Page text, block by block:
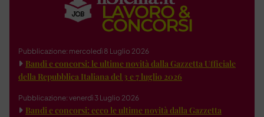
Pubblicazione: mercoledì 8 Luglio 2026
Bandi e concorsi: le ultime novità dalla Gazzetta Ufficiale
della Repubblica Italiana del 3 e 7 luglio 2026
Pubblicazione: venerdì 3 Luglio 2026
Bandi e concorsi: ecco le ultime novità dalla Gazzetta